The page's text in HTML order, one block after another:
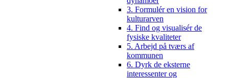
3. Formulér en vision for
kulturarven
4. Find og visualisér de
fysiske kvaliteter
5. Arbejd på tværs af
kommunen
6. Dyrk de eksterne
interessenter og